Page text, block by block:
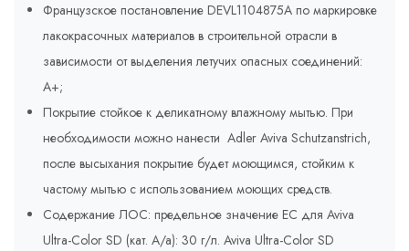
Французское постановление DEVL1104875A по маркировке
лакокрасочных материалов в строительной отрасли в
зависимости от выделения летучих опасных соединений:
A+;
Покрытие стойкое к деликатному влажному мытью. При
необходимости можно нанести Adler Aviva Schutzanstrich,
после высыхания покрытие будет моющимся, стойким к
частому мытью с использованием моющих средств.
Содержание ЛОС: предельное значение ЕС для Aviva
Ultra-Color SD (кат. A/a): 30 г/л. Aviva Ultra-Color SD